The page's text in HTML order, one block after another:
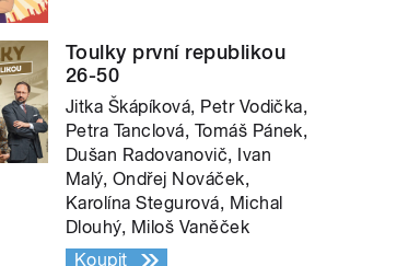
Toulky první republikou
26-50
Jitka Škápíková, Petr Vodička,
Petra Tanclová, Tomáš Pánek,
Dušan Radovanovič, Ivan
Malý, Ondřej Nováček,
Karolína Stegurová, Michal
Dlouhý, Miloš Vaněček
Koupit